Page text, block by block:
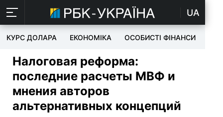
UA
КУРС ДОЛАРА ЕКОНОМІКА ОСОБИСТІ ФІНАНСИ
Налоговая реформа:
последние расчеты МВФ и
мнения авторов
альтернативных концепций